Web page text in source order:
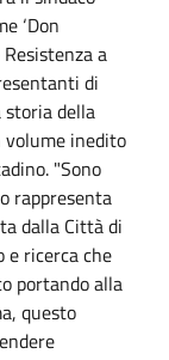
‘Don
a
di
storia della
volume inedito
"Sono
rappresenta
dalla Città di
e ricerca che
portando alla
questo